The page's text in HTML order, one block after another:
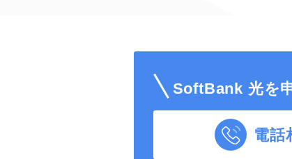
SoftBank 光を
電話